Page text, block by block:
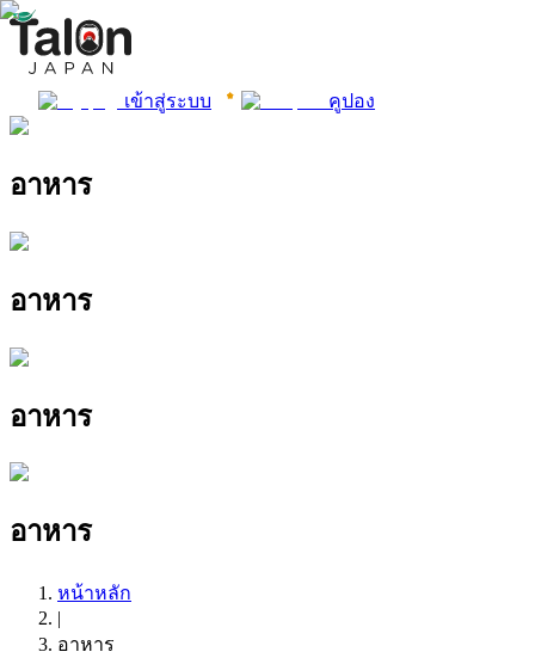
เข้าสู่ระบบ คูปอง
อาหาร
อาหาร
อาหาร
อาหาร
หน้าหลัก
|
อาหาร